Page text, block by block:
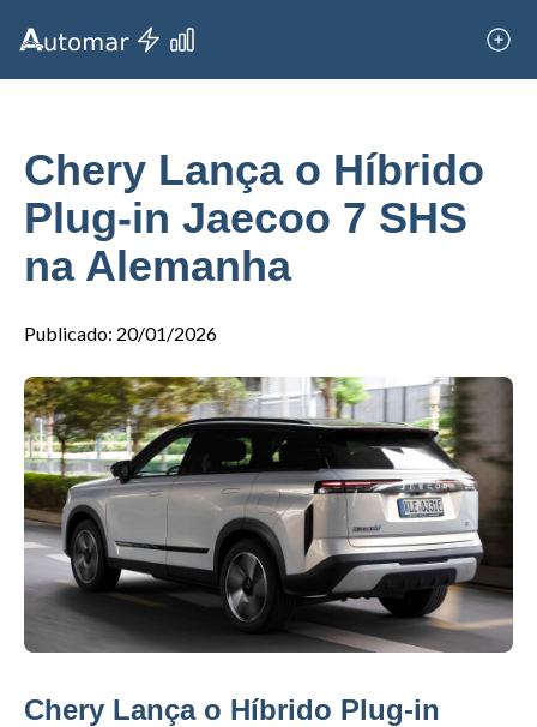
Chery Lança o Híbrido
Plug-in Jaecoo 7 SHS
na Alemanha
Publicado: 20/01/2026
Chery Lança o Híbrido Plug-in